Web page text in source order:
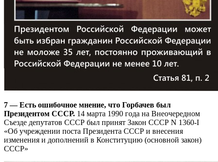
7 — Есть ошибочное мнение, что Горбачев был
Президентом СССР. 14 марта 1990 года на Внеочередном
Съезде депутатов СССР был принят Закон СССР N 1360-I
«Об учреждении поста Президента СССР и внесения
изменения и дополнений в Конституцию (основной закон)
СССР»